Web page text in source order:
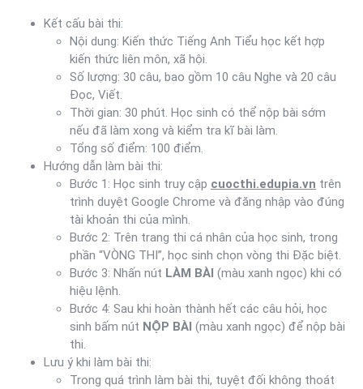
Kết cấu bài thi:
Nội dung: Kiến thức Tiếng Anh Tiểu học kết hợp
kiến thức liên môn, xã hội.
Số lượng: 30 câu, bao gồm 10 câu Nghe và 20 câu
Đọc, Viết.
Thời gian: 30 phút. Học sinh có thể nộp bài sớm
nếu đã làm xong và kiểm tra kĩ bài làm.
Tổng số điểm: 100 điểm.
Hướng dẫn làm bài thi:
Bước 1: Học sinh truy cập cuocthi.edupia.vn trên
trình duyệt Google Chrome và đăng nhập vào đúng
tài khoản thi của mình.
Bước 2: Trên trang thi cá nhân của học sinh, trong
phần “VÒNG THI”, học sinh chọn vòng thi Đặc biệt.
Bước 3: Nhấn nút LÀM BÀI (màu xanh ngọc) khi có
hiệu lệnh.
Bước 4: Sau khi hoàn thành hết các câu hỏi, học
sinh bấm nút NỘP BÀI (màu xanh ngọc) để nộp bài
thi.
Lưu ý khi làm bài thi:
Trong quá trình làm bài thi, tuyệt đối không thoát